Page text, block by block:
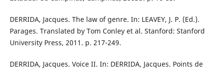
DERRIDA, Jacques. The law of genre. In: LEAVEY, J. P. (Ed.).
Parages. Translated by Tom Conley et al. Stanford: Stanford
University Press, 2011. p. 217-249.
DERRIDA, Jacques. Voice II. In: DERRIDA, Jacques. Points de